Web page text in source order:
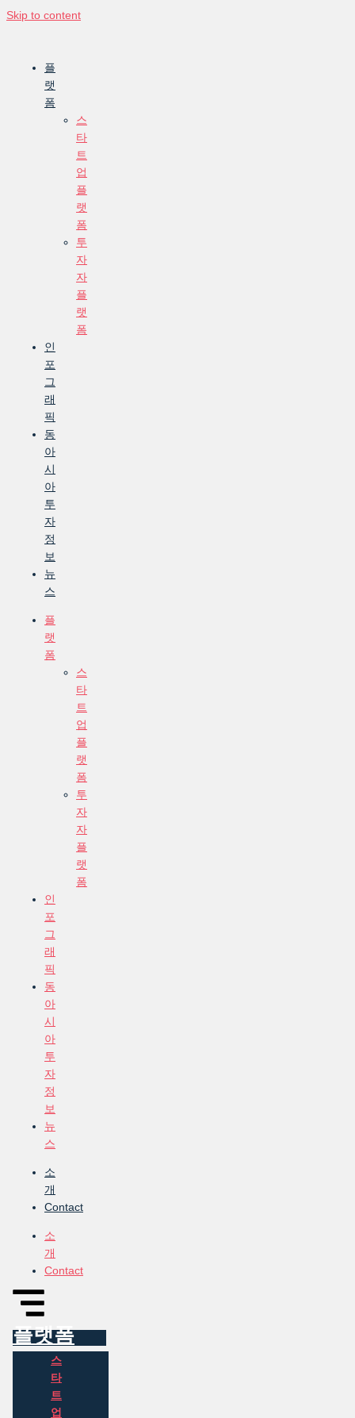
Skip to content
플
랫
폼
스
타
트
업
플
랫
폼
투
자
자
플
랫
폼
인
포
그
래
픽
동
아
시
아
투
자
정
보
뉴
스
플
랫
폼
스
타
트
업
플
랫
폼
투
자
자
플
랫
폼
인
포
그
래
픽
동
아
시
아
투
자
정
보
뉴
스
소
개
Contact
소
개
Contact
플랫폼
스
타
트
업